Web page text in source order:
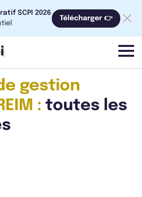
SCPI 2026
Télécharger 👉
menu
gestion
: toutes les